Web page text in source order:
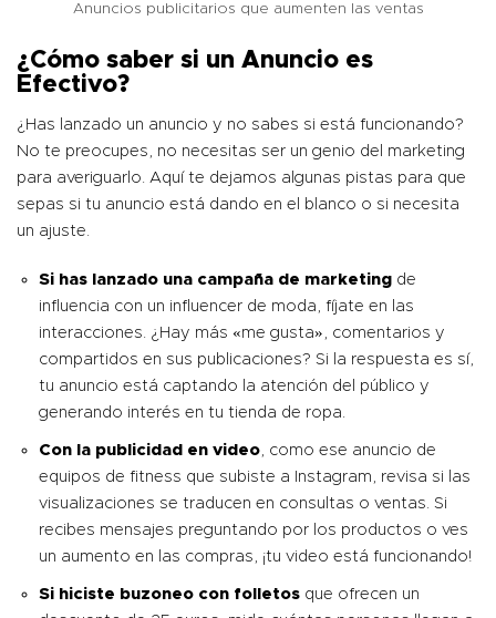
Anuncios publicitarios que aumenten las ventas
¿Cómo saber si un Anuncio es
Efectivo?
¿Has lanzado un anuncio y no sabes si está funcionando?
No te preocupes, no necesitas ser un genio del marketing
para averiguarlo. Aquí te dejamos algunas pistas para que
sepas si tu anuncio está dando en el blanco o si necesita
un ajuste.
Si has lanzado una campaña de marketing de
influencia con un influencer de moda, fíjate en las
interacciones. ¿Hay más «me gusta», comentarios y
compartidos en sus publicaciones? Si la respuesta es sí,
tu anuncio está captando la atención del público y
generando interés en tu tienda de ropa.
Con la publicidad en video , como ese anuncio de
equipos de fitness que subiste a Instagram, revisa si las
visualizaciones se traducen en consultas o ventas. Si
recibes mensajes preguntando por los productos o ves
un aumento en las compras, ¡tu video está funcionando!
Si hiciste buzoneo con folletos que ofrecen un